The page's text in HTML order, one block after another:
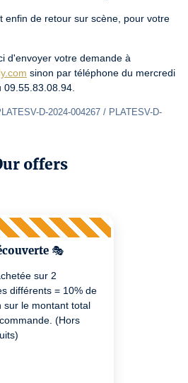
enfin de retour sur scène, pour votre
sinon par téléphone du mercredi
D-2024-004267 / PLATESV-D-
offers
🎭
sur 2
différents = 10% de
sur le montant total
(Hors